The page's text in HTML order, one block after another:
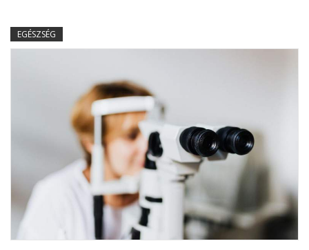
EGÉSZSÉG